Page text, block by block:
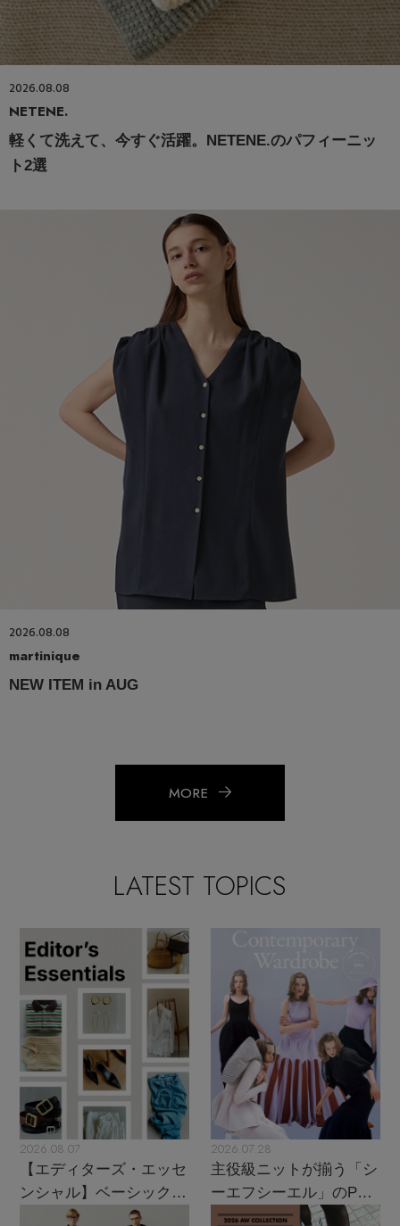
2026.08.08
NETENE.
軽くて洗えて、今すぐ活躍。NETENE.のパフィーニッ
ト2選
2026.08.08
martinique
NEW ITEM in AUG
MORE
LATEST TOPICS
2026.08.07
【エディターズ・エッセ
ンシャル】ベーシックと
トレンドが交差する16の
2026.07.28
主役級ニットが揃う「シ
ーエフシーエル」のPOP
UPがスタート